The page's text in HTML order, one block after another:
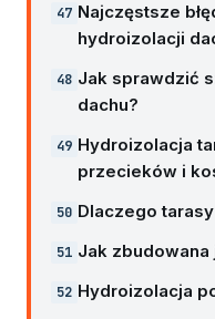
Najczęstsze
hydroizolacji
Jak sprawdzić
dachu?
Hydroizolacja
przecieków i
Dlaczego
Jak
Hydroizolacja